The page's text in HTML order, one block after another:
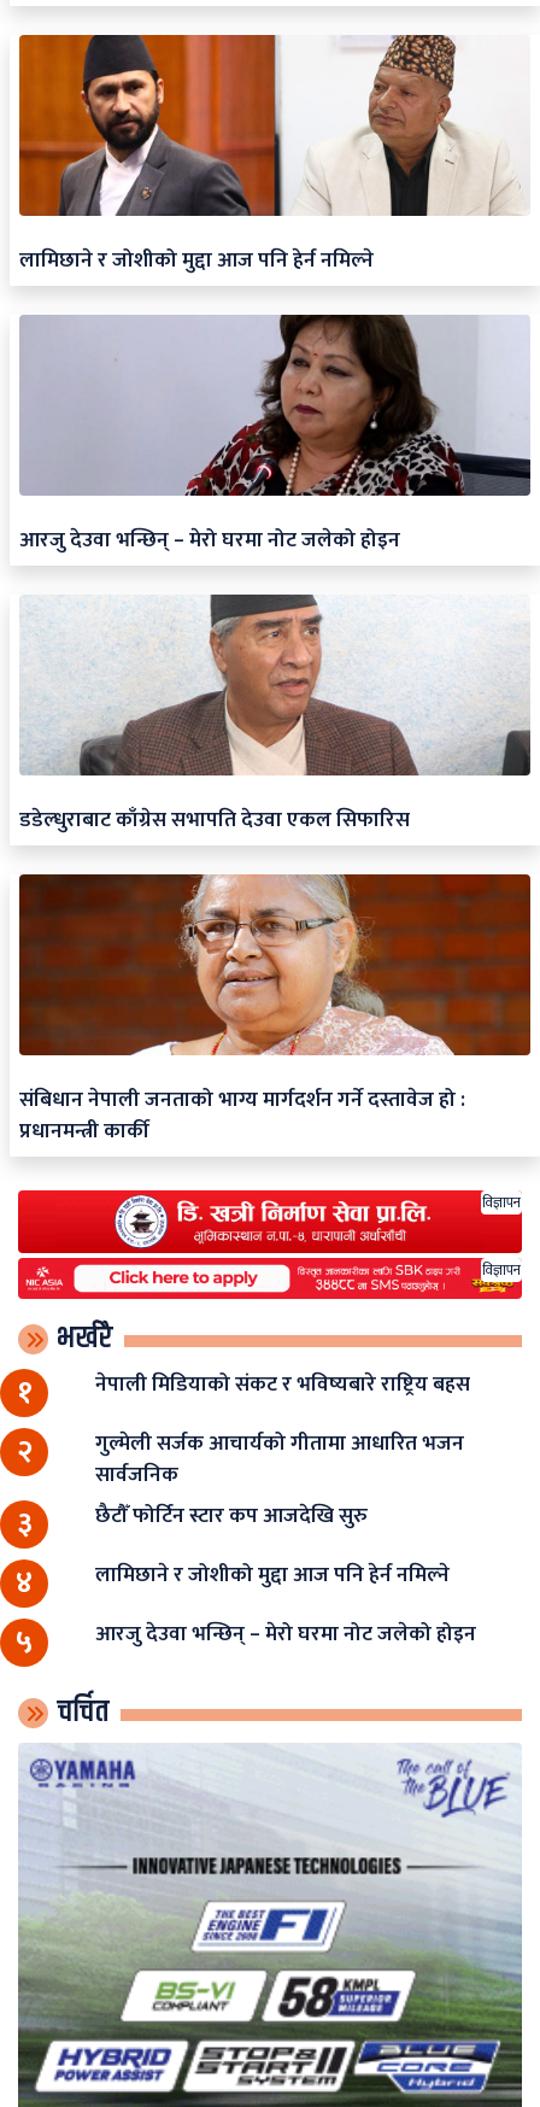
लामिछाने र जोशीको मुद्दा आज पनि हेर्न नमिल्ने
आरजु देउवा भन्छिन् – मेरो घरमा नोट जलेको होइन
डडेल्धुराबाट काँग्रेस सभापति देउवा एकल सिफारिस
संबिधान नेपाली जनताको भाग्य मार्गदर्शन गर्ने दस्तावेज हो :
प्रधानमन्त्री कार्की
विज्ञापन
विज्ञापन
भर्खरै
१ नेपाली मिडियाको संकट र भविष्यबारे राष्ट्रिय बहस
२
गुल्मेली सर्जक आचार्यको गीतामा आधारित भजन
सार्वजनिक
३ छैटौँ फोर्टिन स्टार कप आजदेखि सुरु
४ लामिछाने र जोशीको मुद्दा आज पनि हेर्न नमिल्ने
५ आरजु देउवा भन्छिन् – मेरो घरमा नोट जलेको होइन
चर्चित